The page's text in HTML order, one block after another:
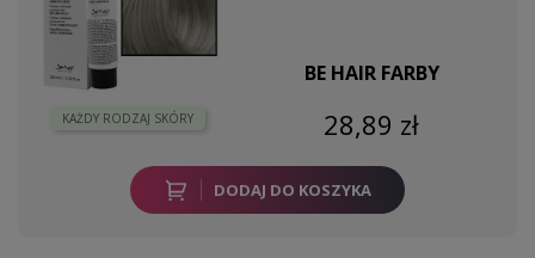
KAŻDY RODZAJ SKÓRY
BE HAIR FARBY
28,89 zł
DODAJ DO KOSZYKA